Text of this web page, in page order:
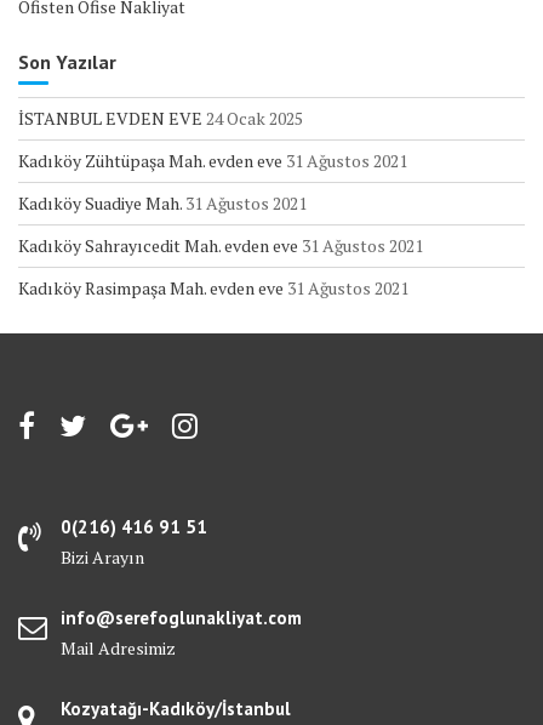
Ofisten Ofise Nakliyat
Son Yazılar
İSTANBUL EVDEN EVE 24 Ocak 2025
Kadıköy Zühtüpaşa Mah. evden eve 31 Ağustos 2021
Kadıköy Suadiye Mah. 31 Ağustos 2021
Kadıköy Sahrayıcedit Mah. evden eve 31 Ağustos 2021
Kadıköy Rasimpaşa Mah. evden eve 31 Ağustos 2021
0(216) 416 91 51
Bizi Arayın
info@serefoglunakliyat.com
Mail Adresimiz
Kozyatağı-Kadıköy/İstanbul